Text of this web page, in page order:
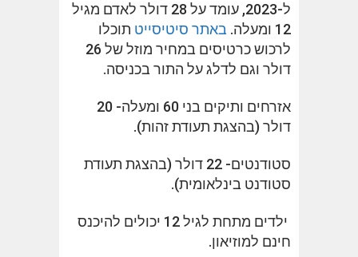
ל-2023, עומד על 28 דולר לאדם מגיל
12 ומעלה.
באתר סיטיסייט תוכלו
לרכוש כרטיסים במחיר מוזל של 26
דולר וגם לדלג על התור בכניסה.
אזרחים ותיקים בני 60 ומעלה- 20
דולר (בהצגת תעודת זהות).
סטודנטים- 22 דולר (בהצגת תעודת
סטודנט בינלאומית).
ילדים מתחת לגיל 12 יכולים להיכנס
חינם למוזיאון.